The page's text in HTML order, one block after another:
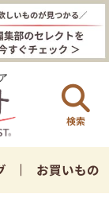
検索
お買いもの